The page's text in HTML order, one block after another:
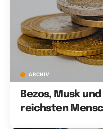
ARCHIV
Bezos, Musk
reichsten